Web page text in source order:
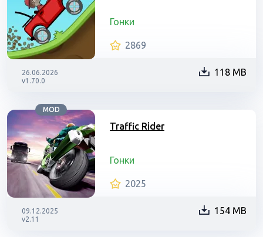
Гонки
2869
26.06.2026
v1.70.0
118 MB
MOD
Traffic Rider
Гонки
2025
09.12.2025
v2.11
154 MB